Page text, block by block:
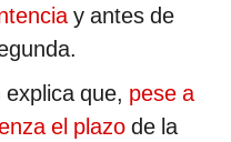
y antes de
que, pese a
el plazo de la